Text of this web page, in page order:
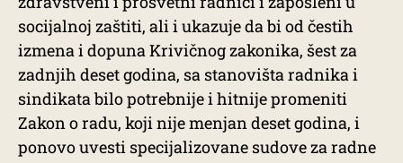
socijalnoj zaštiti, ali i ukazuje da bi od čestih
izmena i dopuna Krivičnog zakonika, šest za
zadnjih deset godina, sa stanovišta radnika i
sindikata bilo potrebnije i hitnije promeniti
Zakon o radu, koji nije menjan deset godina, i
ponovo uvesti specijalizovane sudove za radne